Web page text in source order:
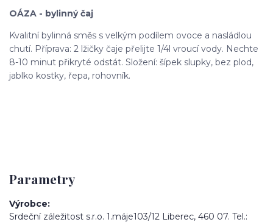
OÁZA - bylinný čaj
Kvalitní bylinná směs s velkým podílem ovoce a nasládlou
chutí. Příprava: 2 lžičky čaje přelijte 1/4l vroucí vody. Nechte
8-10 minut přikryté odstát. Složení: šípek slupky, bez plod,
jablko kostky, řepa, rohovník.
Parametry
Výrobce
Srdeční záležitost s.r.o. 1.máje103/12 Liberec, 460 07. Tel.: